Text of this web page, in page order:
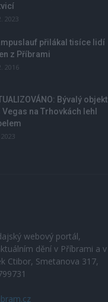
2023
přilákal tisíce lidí
z Příbrami
2016
Bývalý objekt
Vegas na Trhovkách lehl
webový portál,
dění v Příbrami a v
Ctibor, Smetanova 317,